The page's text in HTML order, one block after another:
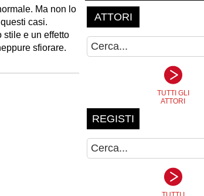
Ma non lo
casi.
stile e un effetto
sfiorare.